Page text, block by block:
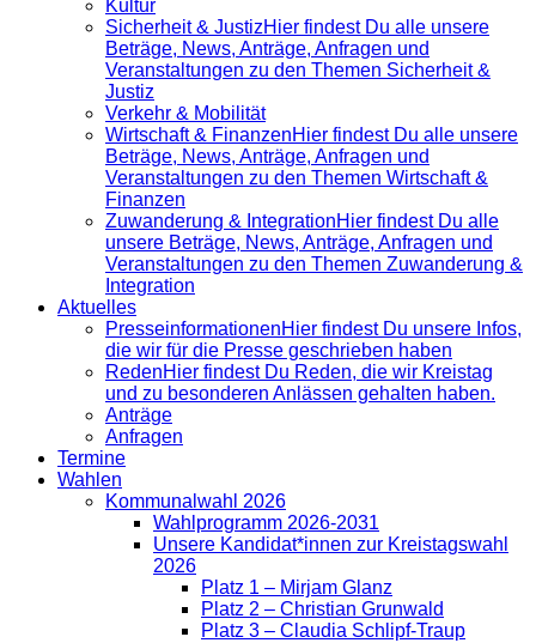
Kultur
Sicherheit & JustizHier findest Du alle unsere
Beträge, News, Anträge, Anfragen und
Veranstaltungen zu den Themen Sicherheit &
Justiz
Verkehr & Mobilität
Wirtschaft & FinanzenHier findest Du alle unsere
Beträge, News, Anträge, Anfragen und
Veranstaltungen zu den Themen Wirtschaft &
Finanzen
Zuwanderung & IntegrationHier findest Du alle
unsere Beträge, News, Anträge, Anfragen und
Veranstaltungen zu den Themen Zuwanderung &
Integration
Aktuelles
Presse­informationenHier findest Du unsere Infos,
die wir für die Presse geschrieben haben
RedenHier findest Du Reden, die wir Kreistag
und zu besonderen Anlässen gehalten haben.
Anträge
Anfragen
Termine
Wahlen
Kommunalwahl 2026
Wahlprogramm 2026-2031
Unsere Kandidat*innen zur Kreistagswahl
2026
Platz 1 – Mirjam Glanz
Platz 2 – Christian Grunwald
Platz 3 – Claudia Schlipf-Traup